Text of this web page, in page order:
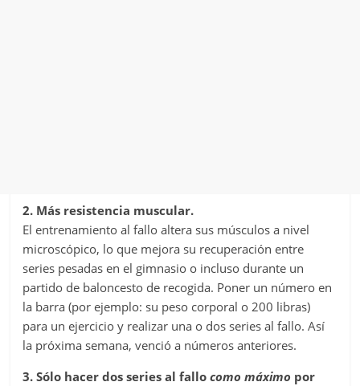
2. Más resistencia muscular.
El entrenamiento al fallo altera sus músculos a nivel
microscópico, lo que mejora su recuperación entre
series pesadas en el gimnasio o incluso durante un
partido de baloncesto de recogida. Poner un número en
la barra (por ejemplo: su peso corporal o 200 libras)
para un ejercicio y realizar una o dos series al fallo. Así
la próxima semana, venció a números anteriores.
3. Sólo hacer dos series al fallocomo máximo por